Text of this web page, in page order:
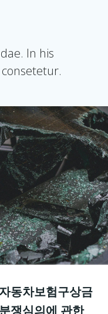
In his
자동차보험구상금
분쟁심의에 관한